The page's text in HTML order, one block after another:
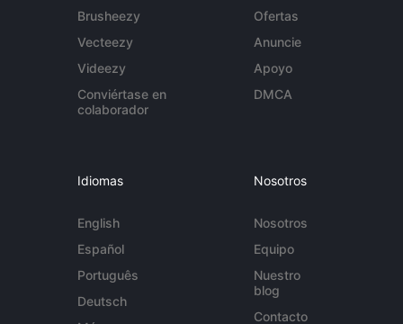
Brusheezy
Vecteezy
Videezy
Conviértase en
colaborador
Ofertas
Anuncie
Apoyo
DMCA
Idiomas
English
Español
Português
Deutsch
Nosotros
Nosotros
Equipo
Nuestro
blog
Contacto